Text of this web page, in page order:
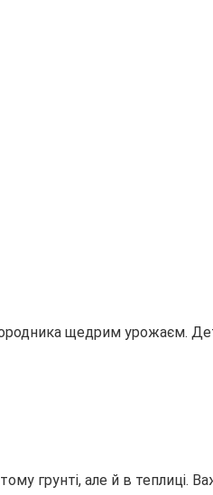
городника щедрим урожаєм.
грунті, але й в теплиці.